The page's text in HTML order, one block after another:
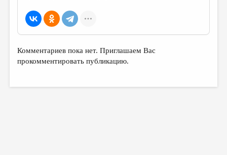
Комментариев пока нет. Приглашаем Вас
прокомментировать публикацию.